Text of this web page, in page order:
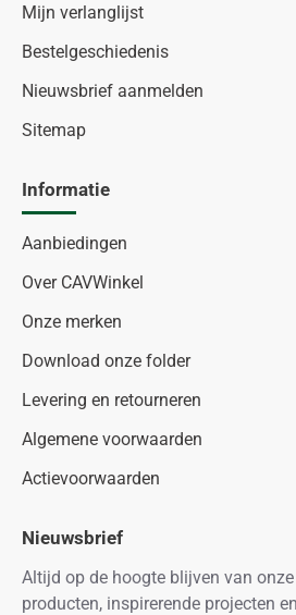
Mijn verlanglijst
Bestelgeschiedenis
Nieuwsbrief aanmelden
Sitemap
Informatie
Aanbiedingen
Over CAVWinkel
Onze merken
Download onze folder
Levering en retourneren
Algemene voorwaarden
Actievoorwaarden
Nieuwsbrief
Altijd op de hoogte blijven van
producten, inspirerende projecten